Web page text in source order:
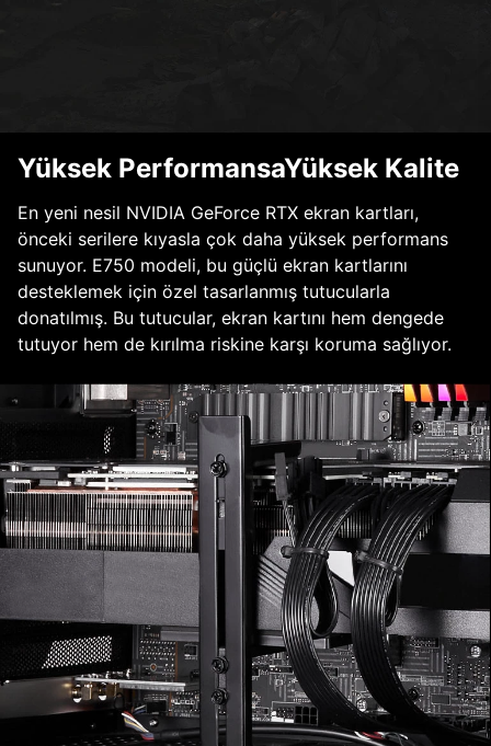
Yüksek PerformansaYüksek Kalite
En yeni nesil NVIDIA GeForce RTX ekran kartları,
önceki serilere kıyasla çok daha yüksek performans
sunuyor. E750 modeli, bu güçlü ekran kartlarını
desteklemek için özel tasarlanmış tutucularla
donatılmış. Bu tutucular, ekran kartını hem dengede
tutuyor hem de kırılma riskine karşı koruma sağlıyor.